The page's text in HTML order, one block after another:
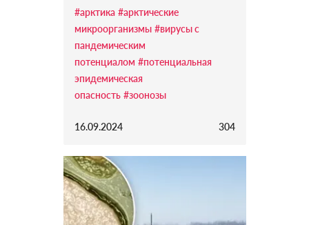
#арктика #арктические
микроорганизмы #вирусы с
пандемическим
потенциалом #потенциальная
эпидемическая
опасность #зоонозы
16.09.2024 304